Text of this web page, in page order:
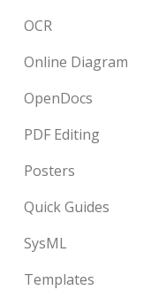
OCR
Online Diagram
OpenDocs
PDF Editing
Posters
Quick Guides
SysML
Templates